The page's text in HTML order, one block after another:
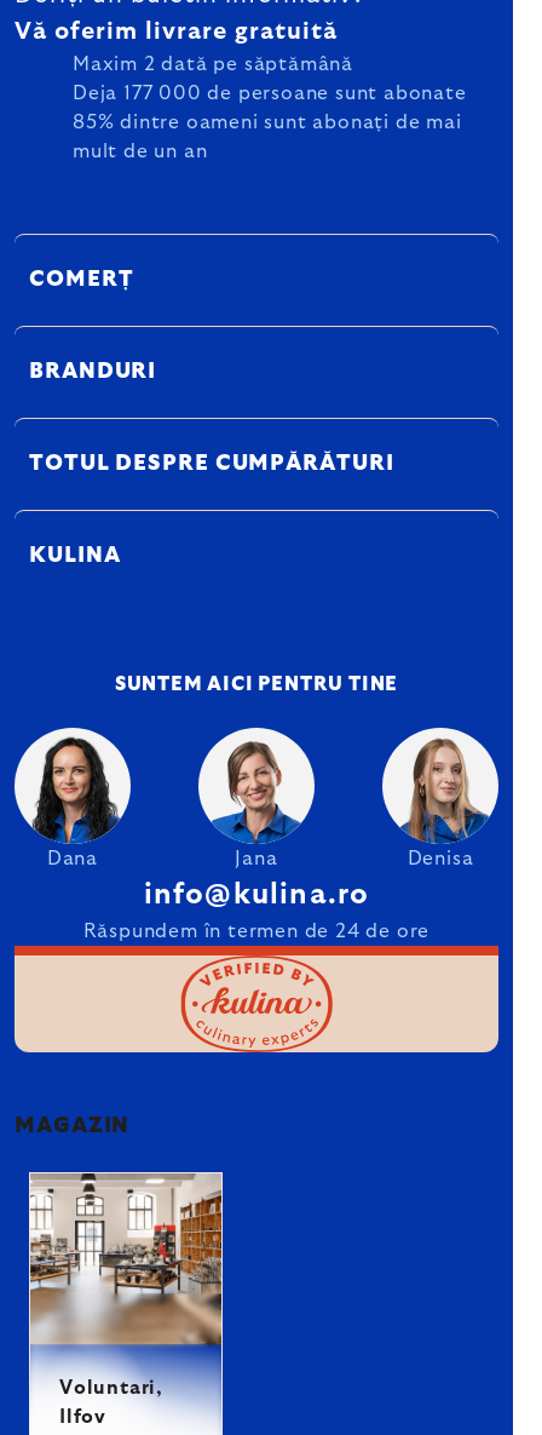
Vă oferim livrare gratuită
Maxim 2 dată pe săptămână
Deja 177 000 de persoane sunt abonate
85% dintre oameni sunt abonați de mai
mult de un an
COMERȚ
BRANDURI
TOTUL DESPRE CUMPĂRĂTURI
KULINA
SUNTEM AICI PENTRU TINE
Dana Jana Denisa
info@kulina.ro
Răspundem în termen de 24 de ore
MAGAZIN
Voluntari,
Ilfov